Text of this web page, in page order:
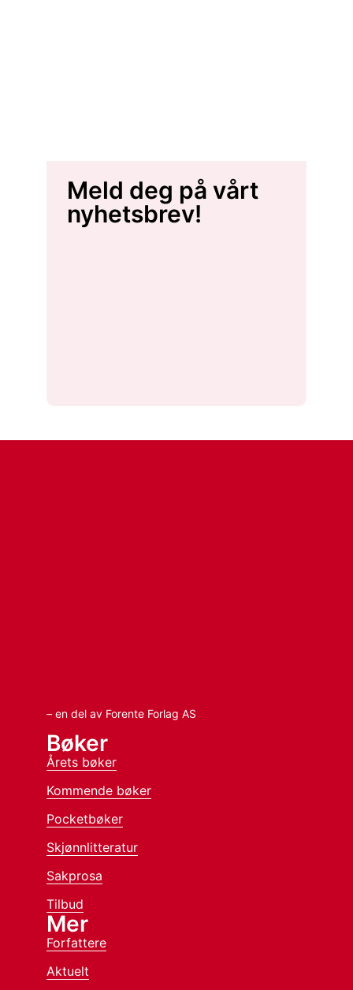
Meld deg på vårt
nyhetsbrev!
– en del av Forente Forlag AS
Bøker
Årets bøker
Kommende bøker
Pocketbøker
Skjønnlitteratur
Sakprosa
Tilbud
Mer
Forfattere
Aktuelt